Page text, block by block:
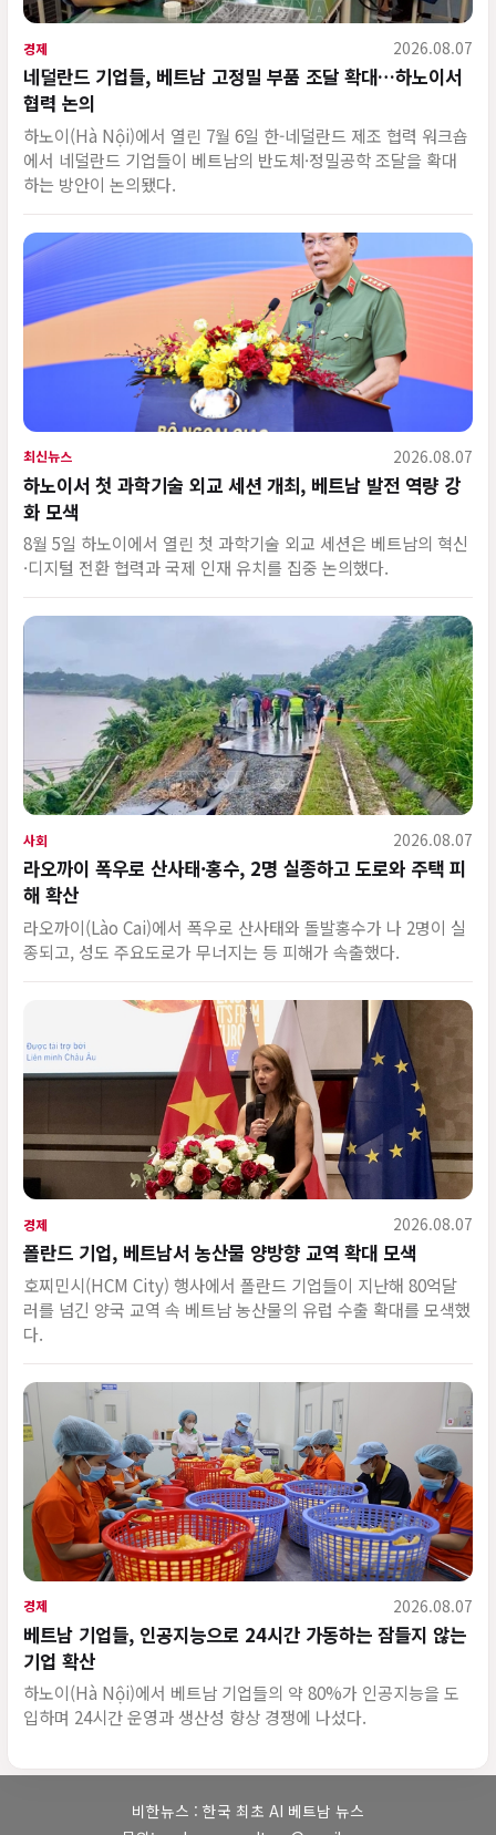
경제 2026.08.07
네덜란드 기업들, 베트남 고정밀 부품 조달 확대…하노이서
협력 논의
하노이(Hà Nội)에서 열린 7월 6일 한-네덜란드 제조 협력 워크숍
에서 네덜란드 기업들이 베트남의 반도체·정밀공학 조달을 확대
하는 방안이 논의됐다.
최신뉴스 2026.08.07
하노이서 첫 과학기술 외교 세션 개최, 베트남 발전 역량 강
화 모색
8월 5일 하노이에서 열린 첫 과학기술 외교 세션은 베트남의 혁신
·디지털 전환 협력과 국제 인재 유치를 집중 논의했다.
사회 2026.08.07
라오까이 폭우로 산사태·홍수, 2명 실종하고 도로와 주택 피
해 확산
라오까이(Lào Cai)에서 폭우로 산사태와 돌발홍수가 나 2명이 실
종되고, 성도 주요도로가 무너지는 등 피해가 속출했다.
경제 2026.08.07
폴란드 기업, 베트남서 농산물 양방향 교역 확대 모색
호찌민시(HCM City) 행사에서 폴란드 기업들이 지난해 80억달
러를 넘긴 양국 교역 속 베트남 농산물의 유럽 수출 확대를 모색했
다.
경제 2026.08.07
베트남 기업들, 인공지능으로 24시간 가동하는 잠들지 않는
기업 확산
하노이(Hà Nội)에서 베트남 기업들의 약 80%가 인공지능을 도
입하며 24시간 운영과 생산성 향상 경쟁에 나섰다.
비한뉴스 : 한국 최초 AI 베트남 뉴스